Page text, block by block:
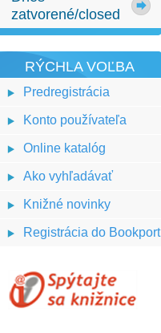
zatvorené/closed
RÝCHLA VOĽBA
Predregistrácia
Konto používateľa
Online katalóg
Ako vyhľadávať
Knižné novinky
Registrácia do Bookport